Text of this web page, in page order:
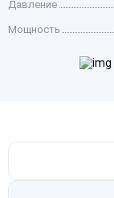
Давление
Мощность